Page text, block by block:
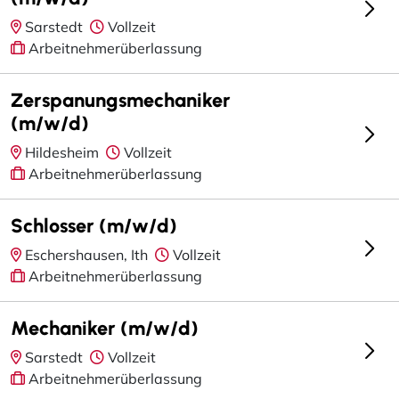
Sarstedt
Vollzeit
Arbeitnehmerüberlassung
Zerspanungsmechaniker
(m/w/d)
Hildesheim
Vollzeit
Arbeitnehmerüberlassung
Schlosser (m/w/d)
Eschershausen, Ith
Vollzeit
Arbeitnehmerüberlassung
Mechaniker (m/w/d)
Sarstedt
Vollzeit
Arbeitnehmerüberlassung